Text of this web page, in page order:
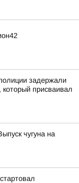
задержали
который присваивал
чугуна на